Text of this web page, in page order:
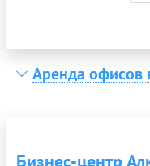
Аренда офисов
Бизнес-центр